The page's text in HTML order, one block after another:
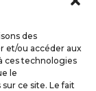
des
et/ou accéder aux
ces technologies
le
ce site. Le fait